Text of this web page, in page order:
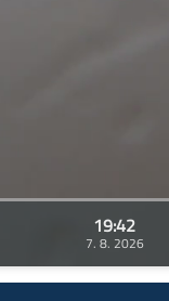
19:42
7. 8. 2026